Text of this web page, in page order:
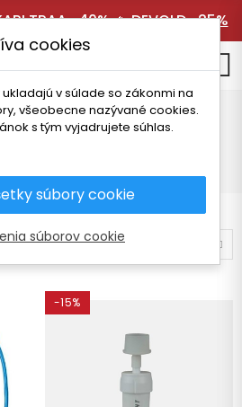
TRAA -40%🔥DEVOLD -25%
24
-15%
cookies
v súlade so zákonmi na
všeobecne nazývané cookies.
s tým vyjadrujete súhlas.
súbory cookie
súborov cookie